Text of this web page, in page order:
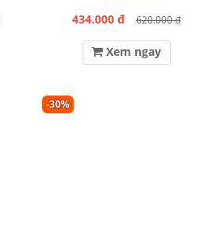
434.000 đ 620.000 đ
Xem ngay
-30%